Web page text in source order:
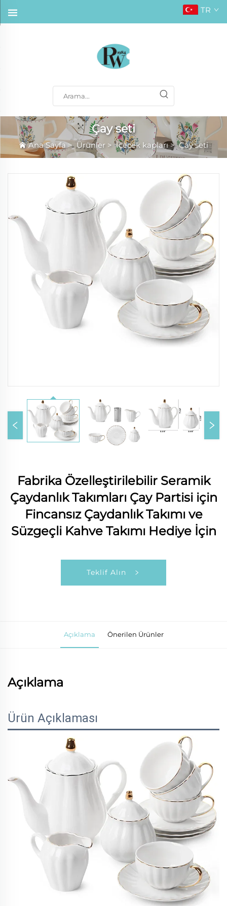
TR
Çay seti
Ana Sayfa>Ürünler >İçecek kapları>Çay seti
Fabrika Özelleştirilebilir Seramik
Çaydanlık Takımları Çay Partisi için
Fincansız Çaydanlık Takımı ve
Süzgeçli Kahve Takımı Hediye İçin
Teklif Alın
Açıklama Önerilen Ürünler
Açıklama
Ürün Açıklaması